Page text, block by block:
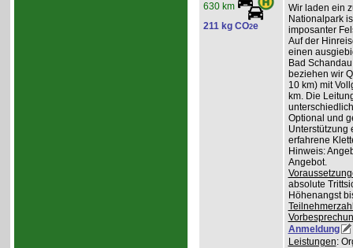
630 km
211 kg CO2e
Wir laden ein
Nationalpark
imposanter
Auf der
einen
Bad
beziehen wir
10 km) mit
km. Die
Optional und
Unterstützung
erfahrene
Hinweis:
Angebot.
absolute
Höhenangst
Anmeldung
Leistungen: